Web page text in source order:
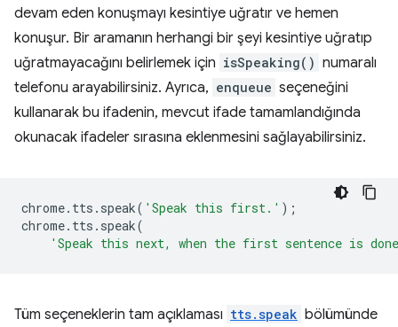
devam eden konuşmayı kesintiye uğratır ve hemen
konuşur. Bir aramanın herhangi bir şeyi kesintiye uğratıp
uğratmayacağını belirlemek için isSpeaking() numaralı
telefonu arayabilirsiniz. Ayrıca, enqueue seçeneğini
kullanarak bu ifadenin, mevcut ifade tamamlandığında
okunacak ifadeler sırasına eklenmesini sağlayabilirsiniz.
chrome. tts . speak( 'Speak this first.' );
chrome. tts . speak(
'Speak this next, when the first sentence is
Tüm seçeneklerin tam açıklaması tts.speak bölümünde